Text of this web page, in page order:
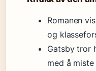
Romanen
og
Gatsby tror
med å